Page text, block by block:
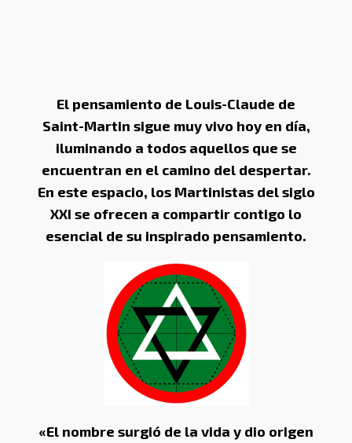
El pensamiento de Louis-Claude de
Saint-Martin sigue muy vivo hoy en día,
iluminando a todos aquellos que se
encuentran en el camino del despertar.
En este espacio, los Martinistas del siglo
XXI se ofrecen a compartir contigo lo
esencial de su inspirado pensamiento.
«El nombre surgió de la vida y dio origen